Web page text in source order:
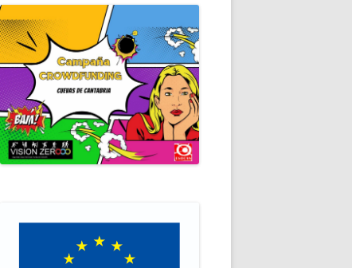
PERIÓDICAS
DE ESPELEOLOGÍA
DE ESPELEOSOCORRO
ACTIVO